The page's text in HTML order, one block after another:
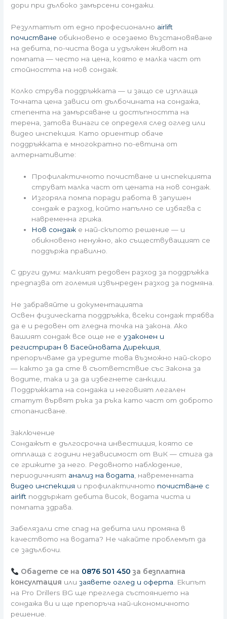
дори при дълбоко замърсени сондажи.
Резултатът от едно професионално airlift
почистване обикновено е осезаемо възстановяване
на дебита, по-чиста вода и удължен живот на
помпата — често на цена, която е малка част от
стойността на нов сондаж.
Колко струва поддръжката — и защо се изплаща
Точната цена зависи от дълбочината на сондажа,
степента на замърсяване и достъпността на
терена, затова винаги се определя след оглед или
видео инспекция. Като ориентир обаче
поддръжката е многократно по-евтина от
алтернативите:
Профилактичното почистване и инспекцията
струват малка част от цената на нов сондаж.
Изгоряла помпа поради работа в запушен
сондаж е разход, който напълно се избягва с
навременна грижа.
Нов сондаж е най-скъпото решение — и
обикновено ненужно, ако съществуващият се
поддържа правилно.
С други думи: малкият редовен разход за поддръжка
предпазва от големия извънреден разход за подмяна.
Не забравяйте и документацията
Освен физическата поддръжка, всеки сондаж трябва
да е и редовен от гледна точка на закона. Ако
вашият сондаж все още не еузаконен и
регистриран в Басейновата Дирекция
препоръчваме да уредите това възможно най-скоро
— както за да сте в съответствие със Закона за
водите, така и за да избегнете санкции.
Поддръжката на сондажа и неговият легален
статут вървят ръка за ръка като част от доброто
стопанисване.
Заключение
Сондажът е дългосрочна инвестиция, която се
отплаща с години независимост от ВиК — стига да
се грижите за него. Редовното наблюдение,
периодичният анализ на водата , навременната
видео инспекция и профилактичното почистване с
airlift поддържат дебита висок, водата чиста и
помпата здрава.
Забелязали сте спад на дебита или промяна в
качеството на водата? Не чакайте проблемът да
се задълбочи.
Обадете се на 0876 501 450 за безплатна
консултация илизаявете оглед и оферта. Екипът
на Pro Drillers BG ще прегледа състоянието на
сондажа ви и ще препоръча най-икономичното
решение.